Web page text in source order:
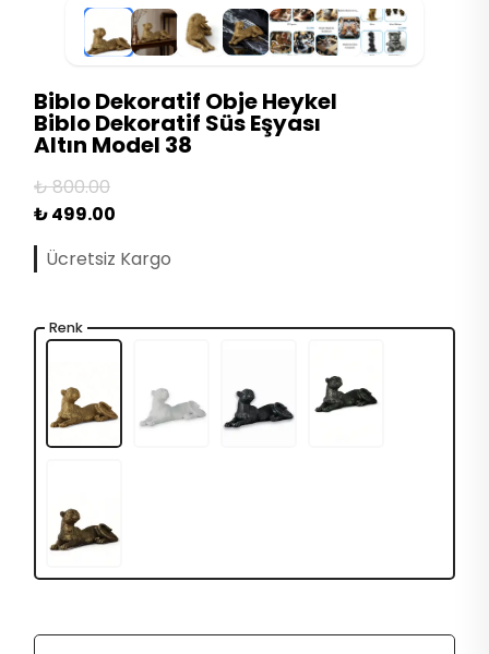
Biblo Dekoratif Obje Heykel
Biblo Dekoratif Süs Eşyası
Altın Model 38
₺ 800.00
₺ 499.00
Ücretsiz Kargo
Renk